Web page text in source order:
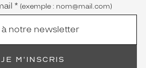
* (exemple : nom@mail.com)
JE M'INSCRIS